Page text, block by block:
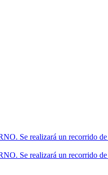
Se realizará un recorrido
Se realizará un recorrido